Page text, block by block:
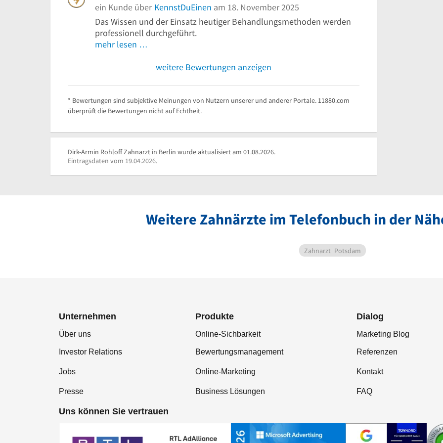
ein Kunde über KennstDuEinen am 18. November 2025
Das Wissen und der Einsatz heutiger Behandlungsmethoden werden
professionell durchgeführt.
mehr lesen …
weitere Bewertungen anzeigen
* Bewertungen sind subjektive Meinungen von Nutzern unserer und anderer Portale. 11880.com
überprüft die Bewertungen nicht auf Echtheit.
Dirk-Armin Rohloff Zahnarzt in Berlin wurde aktualisiert am 01.08.2026.
Eintragsdaten vom 19.04.2026.
Weitere Zahnärzte im Telefonbuch in der
Zahnarzt Potsdam
Unternehmen
Über uns
Investor Relations
Jobs
Presse
Produkte
Online-Sichbarkeit
Bewertungsmanagement
Online-Marketing
Business Lösungen
Dialog
Marketing Blog
Referenzen
Kontakt
FAQ
Uns können Sie vertrauen